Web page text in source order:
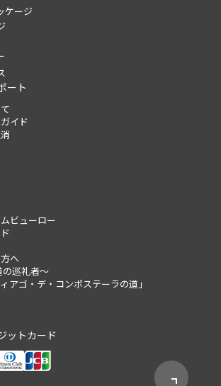
ケージ
ート
イド
ビューロー
へ
の巡礼者～
アゴ・デ・コンポステーラの道」
ットカード